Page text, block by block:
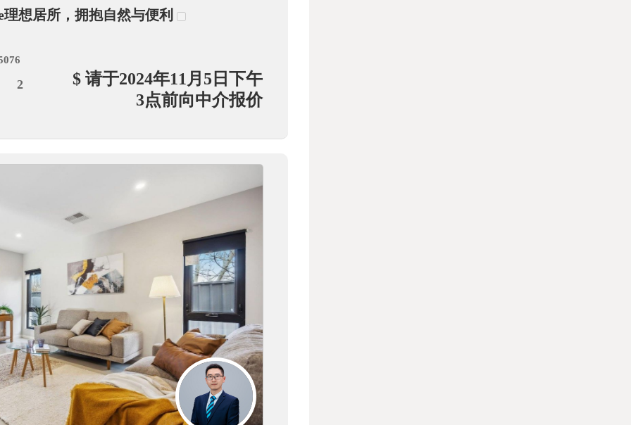
想居所，拥抱自然与便利
2
$ 请于2024年11月5日下午
3点前向中介报价